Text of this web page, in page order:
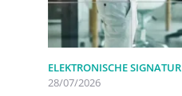
ELEKTRONISCHE SIGNATUR
28/07/2026